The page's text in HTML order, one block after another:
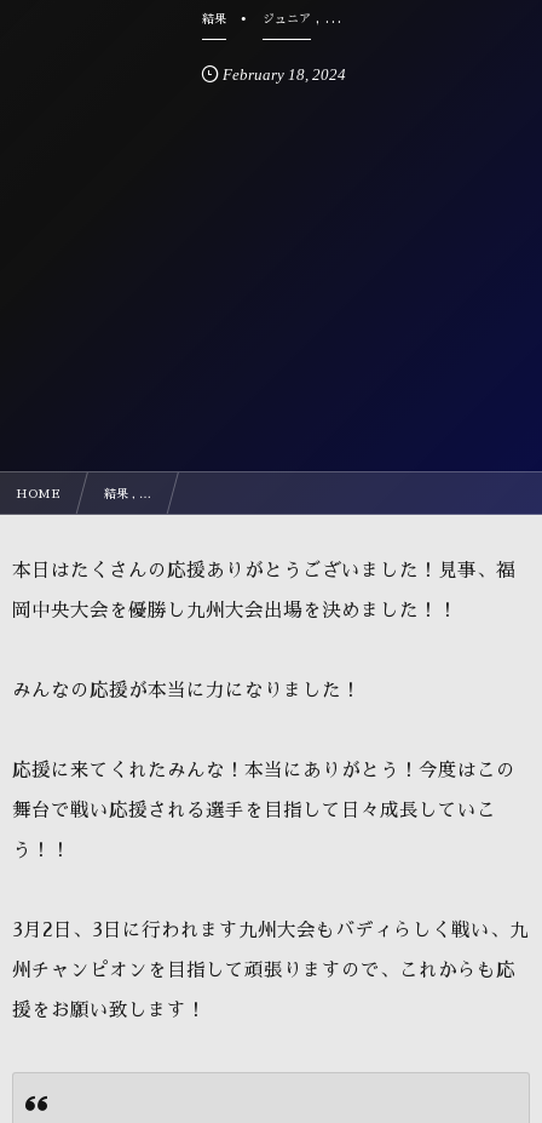
結果 ジュニア
February 18, 2024
HOME 結果 , …
本日はたくさんの応援ありがとうございました！見事、福
岡中央大会を優勝し九州大会出場を決めました！！
みんなの応援が本当に力になりました！
応援に来てくれたみんな！本当にありがとう！今度はこの
舞台で戦い応援される選手を目指して日々成長していこ
う！！
3月2日、3日に行われます九州大会もバディらしく戦い、九
州チャンピオンを目指して頑張りますので、これからも応
援をお願い致します！